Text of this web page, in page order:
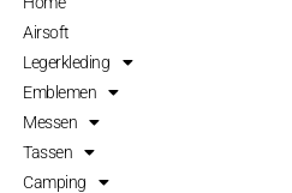
Airsoft
Legerkleding
Emblemen
Messen
Tassen
Camping